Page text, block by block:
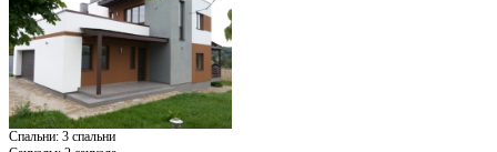
Спальни: 3 спальни